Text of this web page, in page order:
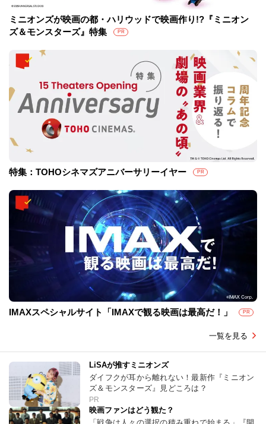
ミニオンズが映画の都・ハリウッドで映画作り!?『ミニオン
ズ＆モンスターズ』特集
PR
特集：TOHOシネマズアニバーサリーイヤー PR
IMAXスペシャルサイト「IMAXで観る映画は最高だ！」 PR
一覧を見る
LiSAが推すミニオンズ
ダイフクが耳から離れない！最新作『ミニオン
ズ＆モンスターズ』見どころは？
PR
映画ファンはどう観た？